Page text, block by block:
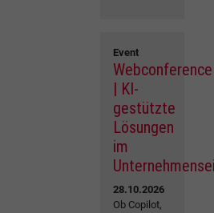
Event
Webconference
| KI-
gestützte
Lösungen
im
28.10.2026
Ob Copilot,